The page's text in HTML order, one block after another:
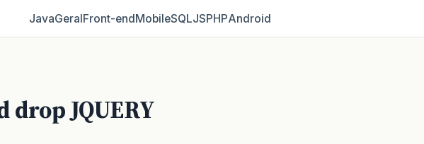
JavaGeralFront‑endMobileSQLJSPHPAndroid
JQUERY